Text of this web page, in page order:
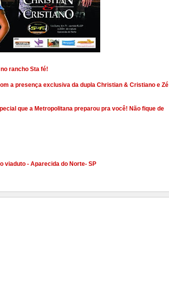
rancho Sta fé!
a presença exclusiva da dupla Christian & Cristiano e Zé
que a Metropolitana preparou pra você! Não fique de
viaduto - Aparecida do Norte- SP